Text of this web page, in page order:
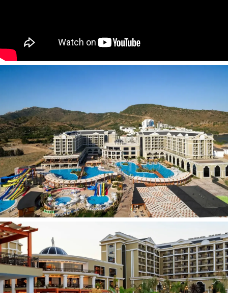
Televizorius
Mini baras (nemokamai)
Balkonas arba terasa
6 a`la carte restoranai
12 barai
2 atviri baseinai
2 uždari baseinai
Prie baseino: skėčiai, gultai, rankšluosčiai (nemokamai)
4 vandens kalneliai suaugusiems
3 vandens kalneliai vaikams
3 konferencijų salės
Kirpykla
Parduotuvės
Valiutos keitykla
Drabužių skalbimo bei valymo paslauga
Internetas: Wifi visoje viešbučio teritorijoje
Pramogos ir sportas:
Nemokamai
Treniruoklių salė